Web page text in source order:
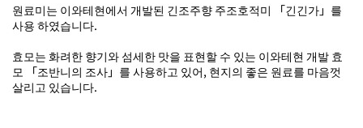
원료미는 이와테현에서 개발된 긴조주향 주조호적미 「긴긴가」를
사용 하였습니다.
효모는 화려한 향기와 섬세한 맛을 표현할 수 있는 이와테현 개발 효
모 「조반니의 조사」를 사용하고 있어, 현지의 좋은 원료를 마음껏
살리고 있습니다.